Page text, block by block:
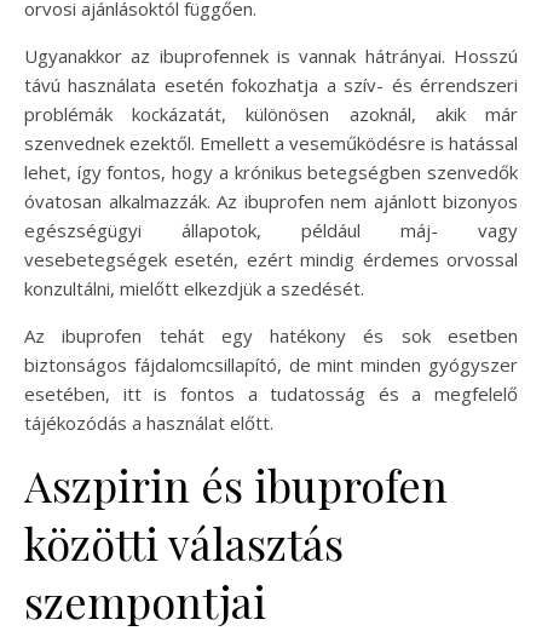
orvosi ajánlásoktól függően.
Ugyanakkor az ibuprofennek is vannak hátrányai. Hosszú
távú használata esetén fokozhatja a szív- és érrendszeri
problémák kockázatát, különösen azoknál, akik már
szenvednek ezektől. Emellett a veseműködésre is hatással
lehet, így fontos, hogy a krónikus betegségben szenvedők
óvatosan alkalmazzák. Az ibuprofen nem ajánlott bizonyos
egészségügyi állapotok, például máj- vagy
vesebetegségek esetén, ezért mindig érdemes orvossal
konzultálni, mielőtt elkezdjük a szedését.
Az ibuprofen tehát egy hatékony és sok esetben
biztonságos fájdalomcsillapító, de mint minden gyógyszer
esetében, itt is fontos a tudatosság és a megfelelő
tájékozódás a használat előtt.
Aszpirin és ibuprofen
közötti választás
szempontjai